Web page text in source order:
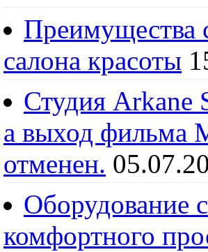
Преимущества
салона красоты
Студия Arkane
а выход фильма
отменен.
Оборудование
комфортного